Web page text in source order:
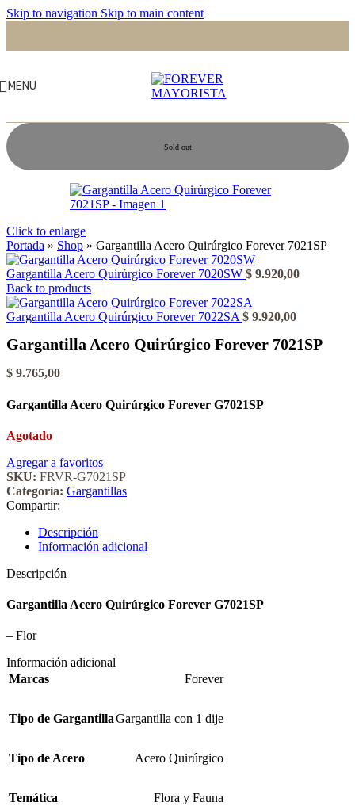
Skip to navigation Skip to main content
MENU
Sold out
Click to enlarge
Portada » Shop » Gargantilla Acero Quirúrgico Forever 7021SP
Gargantilla Acero Quirúrgico Forever 7020SW $ 9.920,00
Back to products
Gargantilla Acero Quirúrgico Forever 7022SA $ 9.920,00
Gargantilla Acero Quirúrgico Forever 7021SP
$ 9.765,00
Gargantilla Acero Quirúrgico Forever G7021SP
Agotado
Agregar a favoritos
SKU: FRVR-G7021SP
Categoría: Gargantillas
Compartir:
Descripción
Información adicional
Descripción
Gargantilla Acero Quirúrgico Forever G7021SP
– Flor
Información adicional
Marcas
Forever
Tipo de GargantillaGargantilla con 1 dije
Tipo de Acero Acero Quirúrgico
Temática Flora y Fauna